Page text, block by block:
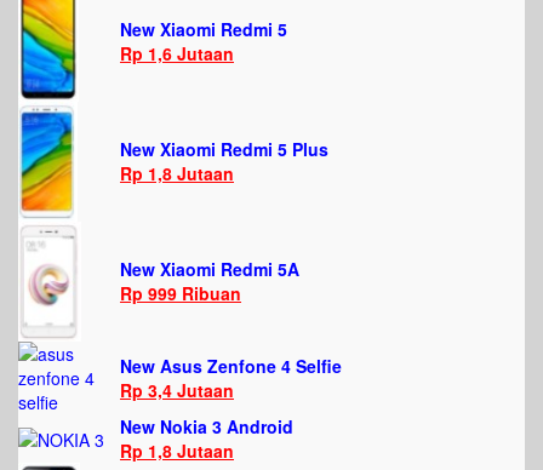
New Xiaomi Redmi 5
Rp 1,6 Jutaan
New Xiaomi Redmi 5 Plus
Rp 1,8 Jutaan
New Xiaomi Redmi 5A
Rp 999 Ribuan
New Asus Zenfone 4 Selfie
Rp 3,4 Jutaan
New Nokia 3 Android
Rp 1,8 Jutaan